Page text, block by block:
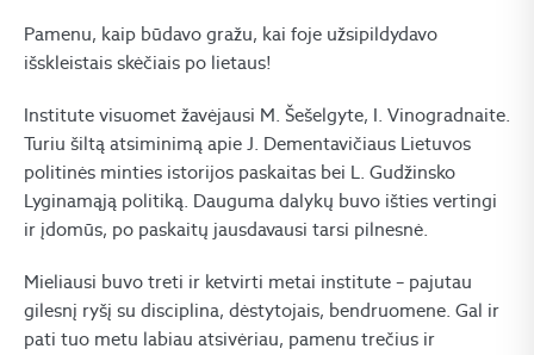
Pamenu, kaip būdavo gražu, kai foje užsipildydavo
išskleistais skėčiais po lietaus!
Institute visuomet žavėjausi M. Šešelgyte, I. Vinogradnaite.
Turiu šiltą atsiminimą apie J. Dementavičiaus Lietuvos
politinės minties istorijos paskaitas bei L. Gudžinsko
Lyginamąją politiką. Dauguma dalykų buvo išties vertingi
ir įdomūs, po paskaitų jausdavausi tarsi pilnesnė.
Mieliausi buvo treti ir ketvirti metai institute – pajutau
gilesnį ryšį su disciplina, dėstytojais, bendruomene. Gal ir
pati tuo metu labiau atsivėriau, pamenu trečius ir